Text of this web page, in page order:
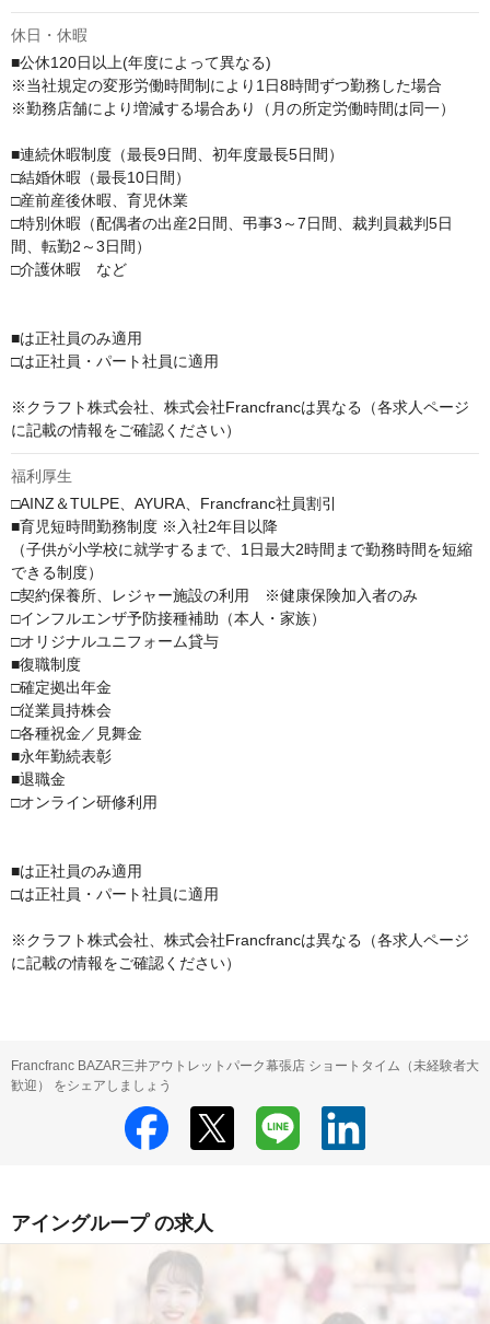
休日・休暇
■公休120日以上(年度によって異なる)
※当社規定の変形労働時間制により1日8時間ずつ勤務した場合
※勤務店舗により増減する場合あり（月の所定労働時間は同一）
■連続休暇制度（最長9日間、初年度最長5日間）
□結婚休暇（最長10日間）
□産前産後休暇、育児休業
□特別休暇（配偶者の出産2日間、弔事3～7日間、裁判員裁判5日
間、転勤2～3日間）
□介護休暇　など
■は正社員のみ適用
□は正社員・パート社員に適用
※クラフト株式会社、株式会社Francfrancは異なる（各求人ページ
に記載の情報をご確認ください）
福利厚生
□AINZ＆TULPE、AYURA、Francfranc社員割引
■育児短時間勤務制度 ※入社2年目以降
（子供が小学校に就学するまで、1日最大2時間まで勤務時間を短縮
できる制度）
□契約保養所、レジャー施設の利用　※健康保険加入者のみ
□インフルエンザ予防接種補助（本人・家族）
□オリジナルユニフォーム貸与
■復職制度
□確定拠出年金
□従業員持株会
□各種祝金／見舞金
■永年勤続表彰
■退職金
□オンライン研修利用
■は正社員のみ適用
□は正社員・パート社員に適用
※クラフト株式会社、株式会社Francfrancは異なる（各求人ページ
に記載の情報をご確認ください）
Francfranc BAZAR三井アウトレットパーク幕張店 ショートタイム（未経験者大
歓迎） をシェアしましょう
アイングループ の求人